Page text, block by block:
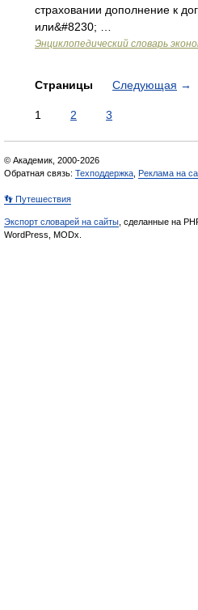
страховании дополнение к
или&#8230; …
Энциклопедический словарь
Страницы Следующая →
1 2 3
© Академик, 2000-2026
Обратная связь: Техподдержка Реклама на
👣 Путешествия
Экспорт словарей на сайты , сделанные на
WordPress, MODx.